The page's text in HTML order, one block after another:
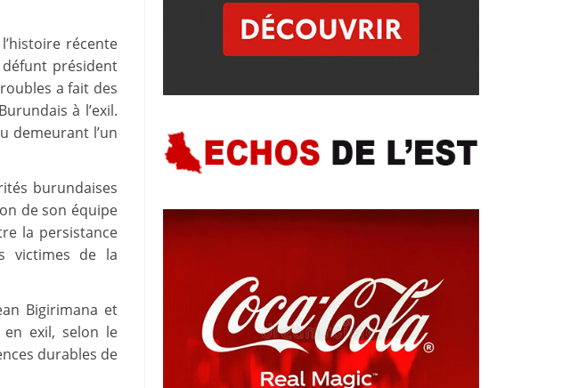
récente
président
a fait des
à l’exil.
demeurant l’un
burundaises
de son équipe
la persistance
victimes de la
Bigirimana et
exil, selon le
durables de